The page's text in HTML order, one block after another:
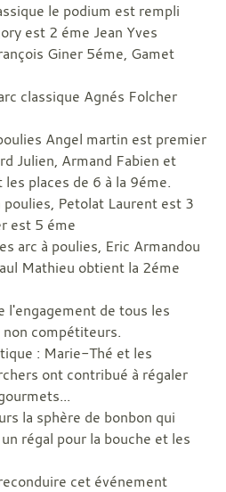
le podium est rempli
est 2 éme Jean Yves
Giner 5éme, Gamet
classique Agnés Folcher
Angel martin est premier
Julien, Armand Fabien et
places de 6 à la 9éme.
poulies, Petolat Laurent est 3
est 5 éme
arc à poulies, Eric Armandou
Mathieu obtient la 2éme
l'engagement de tous les
compétiteurs.
: Marie-Thé et les
ont contribué à régaler
la sphère de bonbon qui
régal pour la bouche et les
cet événement